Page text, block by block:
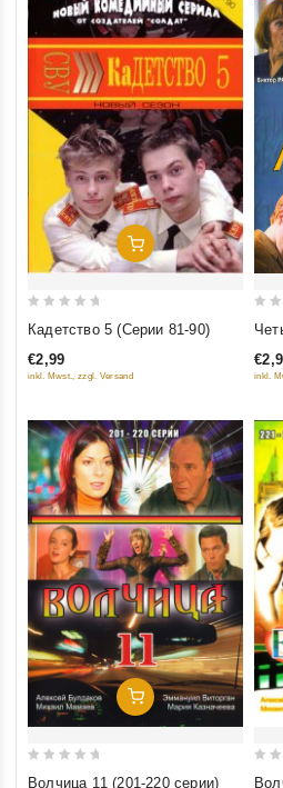
Добавить В Корзину
out
of
Кадетство 5 (Серии 81-90)
€2,99
inkl. Mwst., zzgl. Versand
of
inkl.
Добавить В Корзину
Волчица 11 (201-220 серии)